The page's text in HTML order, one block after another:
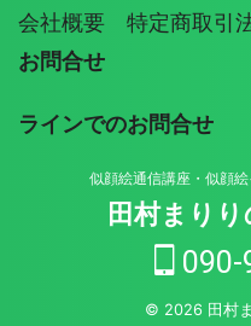
会社概要 特定商取引
お問合せ
ラインでのお問合せ
似顔絵通信講座・似顔
田村まり
090-
© 2026 田村